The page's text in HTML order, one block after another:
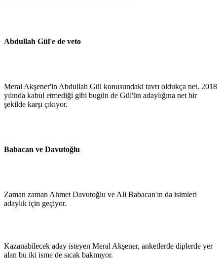
Abdullah Gül'e de veto
Meral Akşener'in Abdullah Gül konusundaki tavrı oldukça net. 2018
yılında kabul etmediği gibi bugün de Gül'ün adaylığına net bir
şekilde karşı çıkıyor.
Babacan ve Davutoğlu
Zaman zaman Ahmet Davutoğlu ve Ali Babacan'ın da isimleri
adaylık için geçiyor.
Kazanabilecek aday isteyen Meral Akşener, anketlerde diplerde yer
alan bu iki isme de sıcak bakmıyor.